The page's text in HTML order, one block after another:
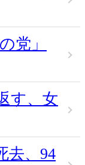
党」
す、女
去、94